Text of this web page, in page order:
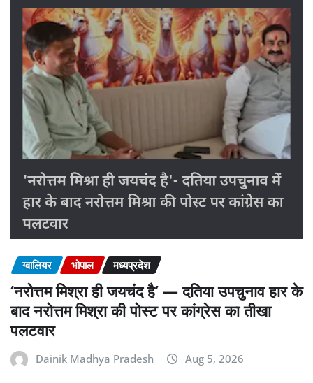
ग्वालियर भोपाल मध्यप्रदेश
‘नरोत्तम मिश्रा ही जयचंद है’ — दतिया उपचुनाव हार के
बाद नरोत्तम मिश्रा की पोस्ट पर कांग्रेस का तीखा
पलटवार
Dainik Madhya Pradesh Aug 5, 2026